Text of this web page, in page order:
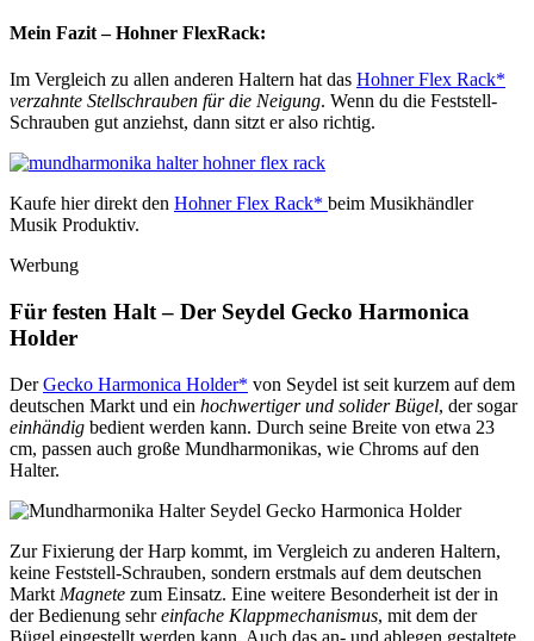
Mein Fazit – Hohner FlexRack:
Im Vergleich zu allen anderen Haltern hat das Hohner Flex Rack*
verzahnte Stellschrauben für die Neigung. Wenn du die Feststell-
Schrauben gut anziehst, dann sitzt er also richtig.
Kaufe hier direkt den Hohner Flex Rack* beim Musikhändler
Musik Produktiv.
Werbung
Für festen Halt – Der Seydel Gecko Harmonica
Holder
DerGecko Harmonica Holder* von Seydel ist seit kurzem auf dem
deutschen Markt und ein hochwertiger und solider Bügel, der sogar
einhändig bedient werden kann. Durch seine Breite von etwa 23
cm, passen auch große Mundharmonikas, wie Chroms auf den
Halter.
Zur Fixierung der Harp kommt, im Vergleich zu anderen Haltern,
keine Feststell-Schrauben, sondern erstmals auf dem deutschen
Markt Magnete zum Einsatz. Eine weitere Besonderheit ist der in
der Bedienung sehreinfache Klappmechanismus, mit dem der
Bügel eingestellt werden kann. Auch das an- und ablegen gestaltete